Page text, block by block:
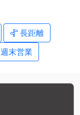
長距離
週末営業